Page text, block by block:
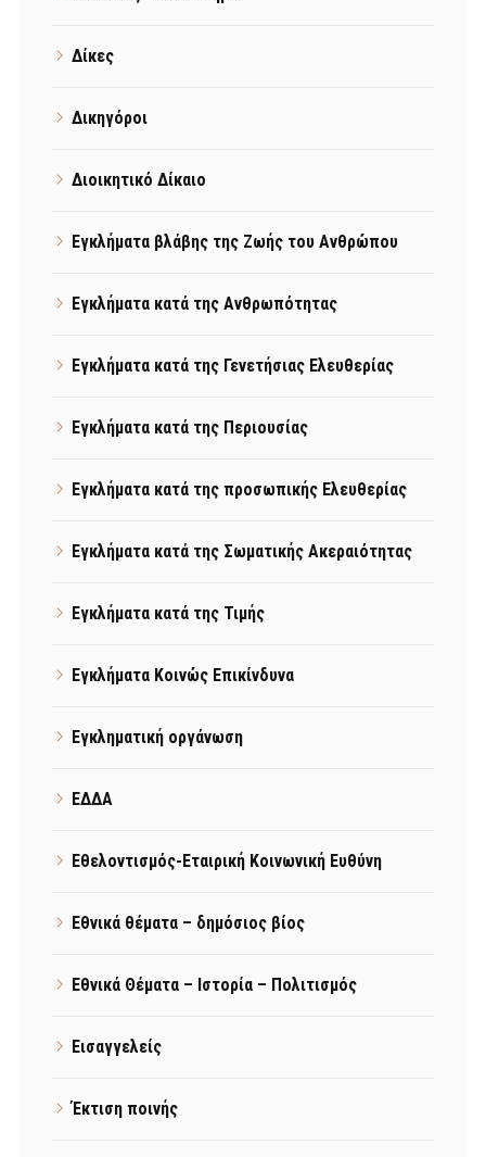
Δίκες
Δικηγόροι
Διοικητικό Δίκαιο
Εγκλήματα βλάβης της Ζωής του Ανθρώπου
Εγκλήματα κατά της Ανθρωπότητας
Εγκλήματα κατά της Γενετήσιας Ελευθερίας
Εγκλήματα κατά της Περιουσίας
Εγκλήματα κατά της προσωπικής Ελευθερίας
Εγκλήματα κατά της Σωματικής Ακεραιότητας
Εγκλήματα κατά της Τιμής
Εγκλήματα Κοινώς Επικίνδυνα
Εγκληματική οργάνωση
ΕΔΔΑ
Εθελοντισμός-Εταιρική Κοινωνική Ευθύνη
Εθνικά θέματα – δημόσιος βίος
Εθνικά Θέματα – Ιστορία – Πολιτισμός
Εισαγγελείς
Έκτιση ποινής